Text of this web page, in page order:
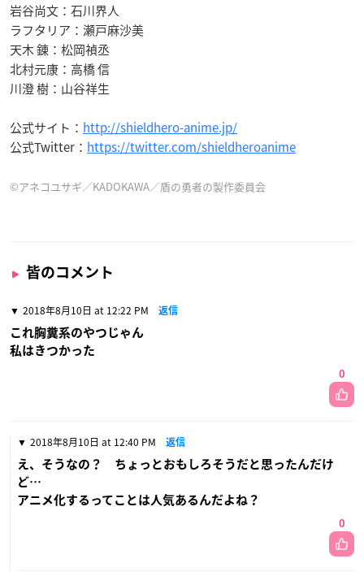
岩谷尚文：石川界人
ラフタリア：瀬戸麻沙美
天木 錬：松岡禎丞
北村元康：高橋 信
川澄 樹：山谷祥生
公式サイト： http://shieldhero-anime.jp/
公式Twitter： https://twitter.com/shieldheroanime
©アネコユサギ／KADOKAWA／盾の勇者の製作委員会
皆のコメント
2018年8月10日 at 12:22 PM 返信
これ胸糞系のやつじゃん
私はきつかった
0
2018年8月10日 at 12:40 PM 返信
え、そうなの？ ちょっとおもしろそうだと思ったんだけ
ど…
アニメ化するってことは人気あるんだよね？
0